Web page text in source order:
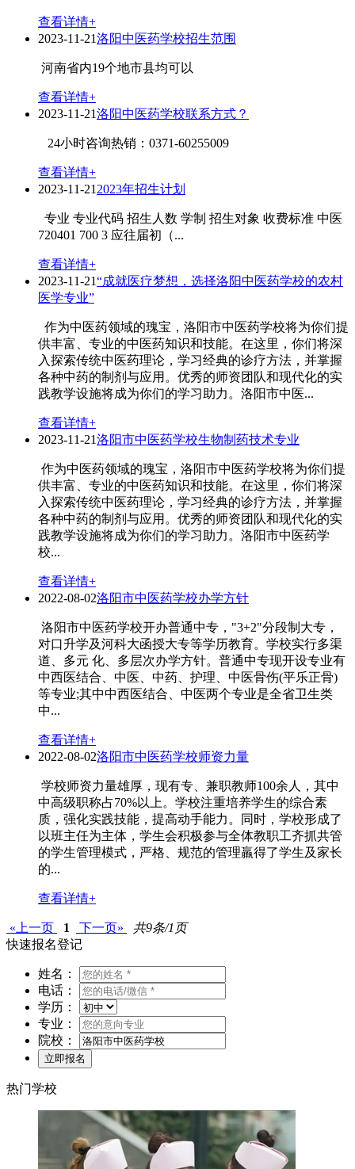
查看详情+
2023-11-21洛阳中医药学校招生范围
河南省内19个地市县均可以
查看详情+
2023-11-21洛阳中医药学校联系方式？
24小时咨询热销：0371-60255009
查看详情+
2023-11-21 2023年招生计划
专业 专业代码 招生人数 学制 招生对象 收费标准 中医
720401 700 3 应往届初（...
查看详情+
2023-11-21“成就医疗梦想，选择洛阳中医药学校的农村
医学专业”
作为中医药领域的瑰宝，洛阳市中医药学校将为你们提
供丰富、专业的中医药知识和技能。在这里，你们将深
入探索传统中医药理论，学习经典的诊疗方法，并掌握
各种中药的制剂与应用。优秀的师资团队和现代化的实
践教学设施将成为你们的学习助力。洛阳市中医...
查看详情+
2023-11-21洛阳市中医药学校生物制药技术专业
作为中医药领域的瑰宝，洛阳市中医药学校将为你们提
供丰富、专业的中医药知识和技能。在这里，你们将深
入探索传统中医药理论，学习经典的诊疗方法，并掌握
各种中药的制剂与应用。优秀的师资团队和现代化的实
践教学设施将成为你们的学习助力。洛阳市中医药学
校...
查看详情+
2022-08-02洛阳市中医药学校办学方针
洛阳市中医药学校开办普通中专，"3+2"分段制大专，
对口升学及河科大函授大专等学历教育。学校实行多渠
道、多元 化、多层次办学方针。普通中专现开设专业有
中西医结合、中医、中药、护理、中医骨伤(平乐正骨)
等专业;其中中西医结合、中医两个专业是全省卫生类
中...
查看详情+
2022-08-02洛阳市中医药学校师资力量
学校师资力量雄厚，现有专、兼职教师100余人，其中
中高级职称占70%以上。学校注重培养学生的综合素
质，强化实践技能，提高动手能力。同时，学校形成了
以班主任为主体，学生会积极参与全体教职工齐抓共管
的学生管理模式，严格、规范的管理羸得了学生及家长
的...
查看详情+
«上一页 1 下一页»
共9条/1页
快速报名登记
姓名：
电话：
学历：
专业：
院校：
热门学校